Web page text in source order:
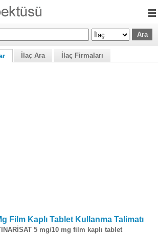
İlaç Ara İlaç Firmaları
Film Kaplı Tablet Kullanma Talimatı
5 mg/10 mg film kaplı tablet